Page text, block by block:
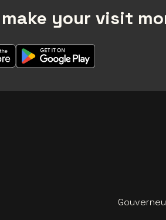
your visit